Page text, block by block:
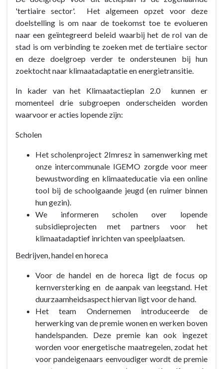
Doelstelling
Klimaatbewust
leven
ondernemen
Doelstellingen
naar
navigatie
Doelstelling
Klimaatbewust
leven
ondernemen
ondernemen
'tertiaire sector'. Het algemeen opzet voor deze
doelstelling is om naar de toekomst toe te evolueren
naar een geïntegreerd beleid waarbij het de rol van de
stad is om verbinding te zoeken met de tertiaire sector
en deze doelgroep verder te ondersteunen bij hun
zoektocht naar klimaatadaptatie en energietransitie.
In kader van het Klimaatactieplan 2.0 kunnen er
momenteel drie subgroepen onderscheiden worden
waarvoor er acties lopende zijn:
Scholen
Het scholenproject 2Imresz in samenwerking met
onze intercommunale IGEMO zorgde voor meer
bewustwording en klimaateducatie via een online
tool bij de schoolgaande jeugd (en ruimer binnen
hun gezin).
We informeren scholen over lopende
subsidieprojecten met partners voor het
klimaatadaptief inrichten van speelplaatsen.
Bedrijven, handel en horeca
Voor de handel en de horeca ligt de focus op
kernversterking en de aanpak van leegstand. Het
duurzaamheidsaspect hiervan ligt voor de hand.
Het team Ondernemen introduceerde de
herwerking van de premie wonen en werken boven
handelspanden. Deze premie kan ook ingezet
worden voor energetische maatregelen, zodat het
voor pandeigenaars eenvoudiger wordt de premie